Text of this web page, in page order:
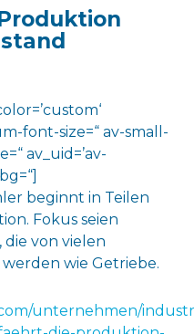
font-size=“ av-small-
av_uid=’av-
beginnt in Teilen
Fokus seien
die von vielen
wie Getriebe.
unternehmen/